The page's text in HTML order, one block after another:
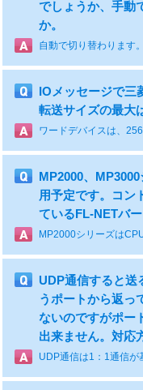
でしょうか、手動
か。
自動で切り替わります。
IOメッセージで三
転送サイズの最大
ワードデバイスは、
MP2000、
用予定です。コン
ているFL-NETバ
UDP通信すると送
うポートから返っ
ないのですがポー
出来ません。対応